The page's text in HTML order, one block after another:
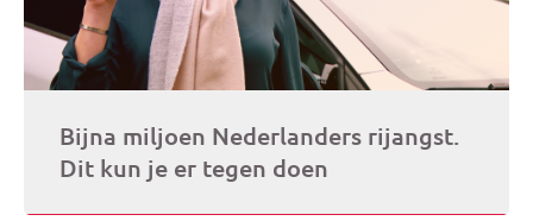
Bijna miljoen Nederlanders rijangst.
Dit kun je er tegen doen